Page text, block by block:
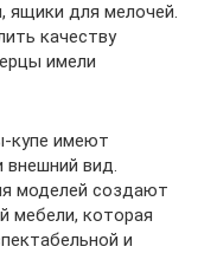
ящики для мелочей.
качеству
имели
купе имеют
вид.
моделей создают
мебели, которая
и